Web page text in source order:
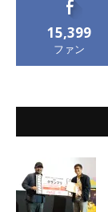
15,399
ファン